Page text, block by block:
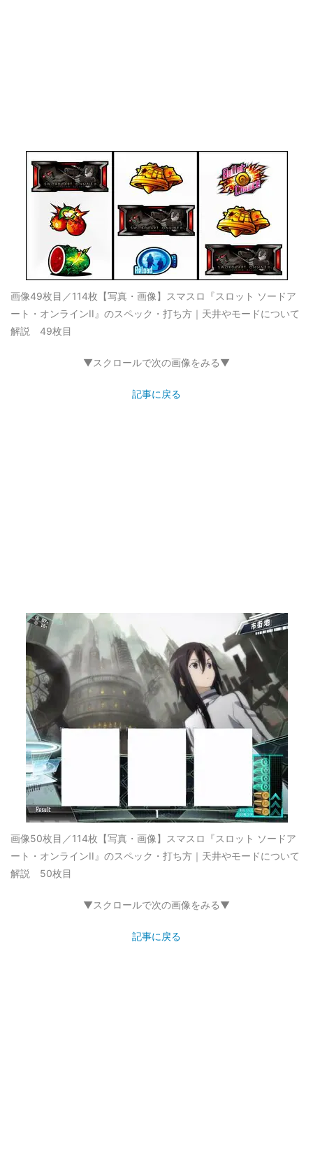
画像49枚目／114枚 【写真・画像】スマスロ『スロット ソードア
ート・オンラインII』のスペック・打ち方｜天井やモードについて
解説 49枚目
▼スクロールで次の画像をみる▼
記事に戻る
画像50枚目／114枚 【写真・画像】スマスロ『スロット ソードア
ート・オンラインII』のスペック・打ち方｜天井やモードについて
解説 50枚目
▼スクロールで次の画像をみる▼
記事に戻る